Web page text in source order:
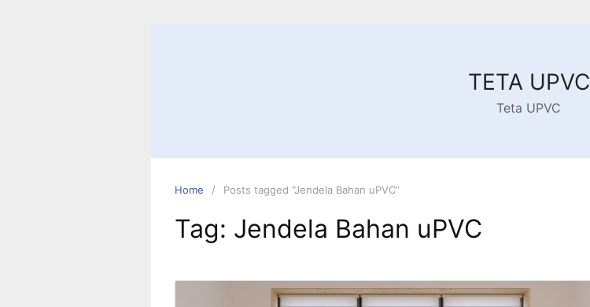
TETA UPVC
Teta UPVC
Home Posts tagged “Jendela Bahan uPVC”
Tag: Jendela Bahan uPVC